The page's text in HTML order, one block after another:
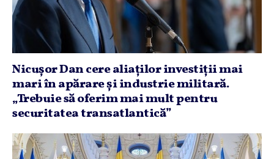
Nicuşor Dan cere aliaţilor investiţii mai
mari în apărare şi industrie militară.
„Trebuie să oferim mai mult pentru
securitatea transatlantică”